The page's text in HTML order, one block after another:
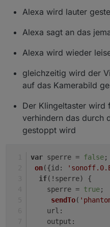
Alexa wird lauter
Alexa sagt an das
Alexa wird wieder
gleichzeitig wird der
auf das Kamerabild
Der Klingeltaster wird
verhindern das durch
gestoppt wird
var sperre = false
on({id :
if(!sperre) {
    sperre =
true;
sendTo(
url
output